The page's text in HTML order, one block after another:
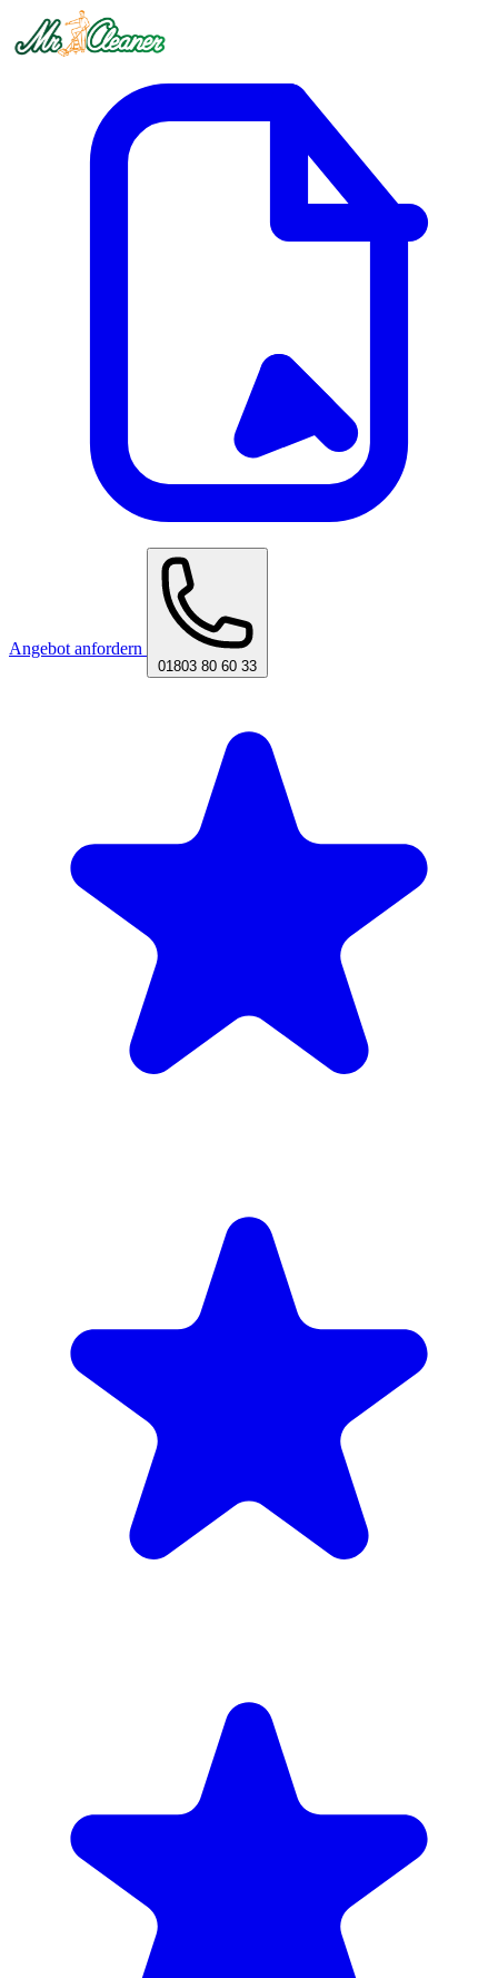
Angebot anfordern
01803 80 60 33